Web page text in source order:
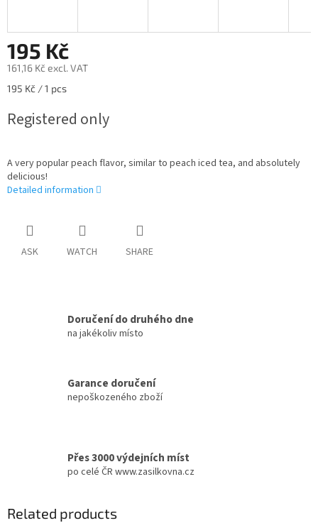
195 Kč
161,16 Kč excl. VAT
Measure
195 Kč / 1 pcs
Registered only
A very popular peach flavor, similar to peach iced tea, and absolutely
delicious!
Detailed information
ASK WATCH SHARE
Doručení do druhého dne
na jakékoliv místo
Garance doručení
nepoškozeného zboží
Přes 3000 výdejních míst
po celé ČR www.zasilkovna.cz
Related products